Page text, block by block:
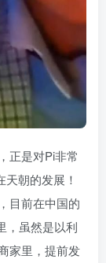
正是对Pi非常
朝的发展！
目前在中国的
，虽然是以利
家里，提前发